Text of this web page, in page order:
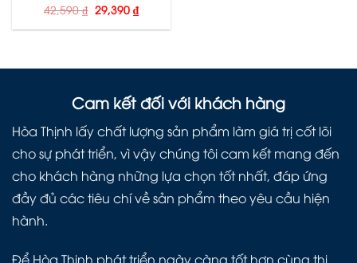
42,590₫ 29,390 ₫
Cam kết đối với khách hàng
Hòa Thịnh lấy chất lượng sản phẩm làm giá trị cốt lõi
cho sự phát triển, vì vậy chúng tôi cam kết mang đến
cho khách hàng những lựa chọn tốt nhất, đáp ứng
đầy đủ các tiêu chí về sản phẩm theo yêu cầu hiện
hành.
Để Hòa Thịnh phát triển ngày càng tốt hơn cùng thị